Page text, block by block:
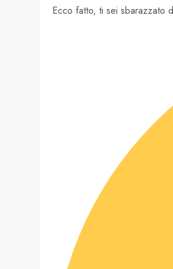
Ecco fatto, ti sei sbarazzato